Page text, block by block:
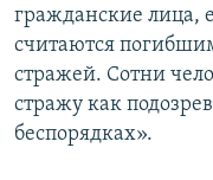
гражданские лица,
считаются
стражей. Сотни
стражу как
беспорядках».